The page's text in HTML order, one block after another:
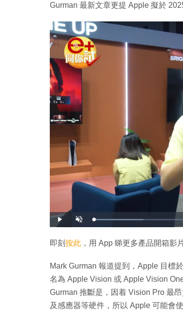
Gurman 最新文章更提 Apple 擬於
播
放
開
啟
載
:
1
0
%
即刻 按此 ，用 App 睇更多產品開箱影
Mark Gurman 報道提到，Apple 目標
名為 Apple Vision 或 Apple Vision
Gurman 推斷是，因着 Vision Pro 最
及感應器等硬件，所以 Apple 可能會